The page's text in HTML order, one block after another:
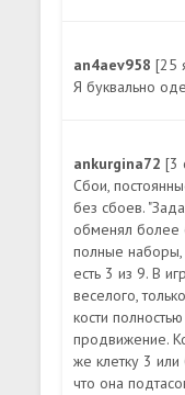
an4aev958[25
Я буквально
ankurgina72[3
Сбои,
без сбоев.
обменял более
полные
есть 3 из 9. В
веселого,
кости
продвижение.
же клетку 3
что она